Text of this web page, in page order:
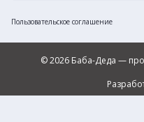
Пользовательское соглашение
© 2026 Баба-Деда —